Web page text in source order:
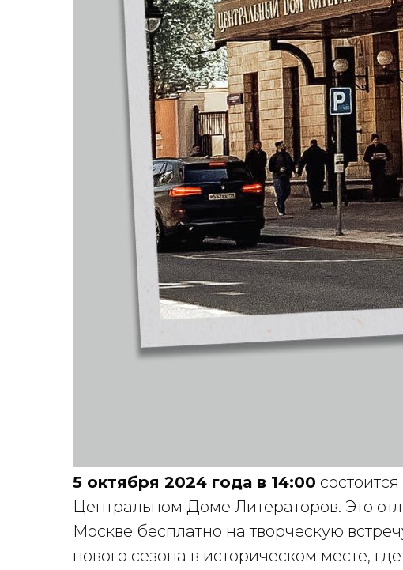
5 октября 2024 года в 14:00
Центральном Доме Литераторов. Это
Москве бесплатно на творческую
нового сезона в историческом месте,